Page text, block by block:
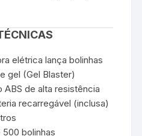
elétrica lança bolinhas
gel (Gel Blaster)
ABS de alta resistência
recarregável (inclusa)
bolinhas